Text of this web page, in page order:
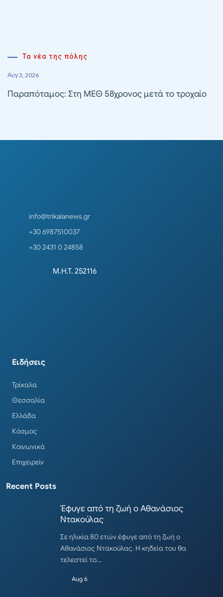
Τα νέα της πόλης
Αυγ 3, 2026
Παραπόταμος: Στη ΜΕΘ 58χρονος μετά το τροχαίο
info@trikalanews.gr
+30 6987510037
+30 2431 0 24858
Μ.Η.Τ. 252116
Ειδήσεις
Τρίκαλα
Θεσσαλία
Ελλάδα
Κόσμος
Κοινωνικά
Επιχειρείν
Recent Posts
Έφυγε από τη ζωή ο Αθανάσιος
Ντακούλας
Σε ηλικία 80 ετών έφυγε από τη ζωή ο
Αθανάσιος Ντακούλας. Η κηδεία του θα
τελεστεί το…
Aug 6